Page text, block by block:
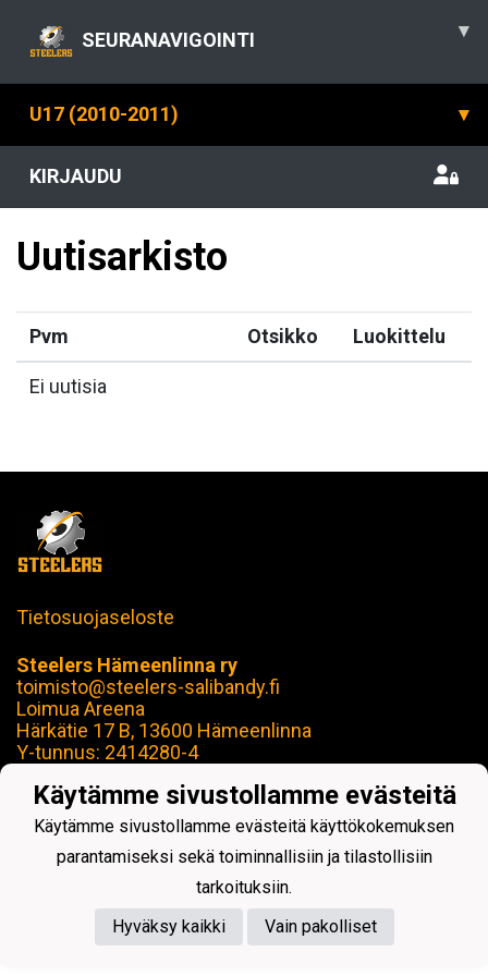
SEURANAVIGOINTI ▾
U17 (2010-2011) ▾
KIRJAUDU
Uutisarkisto
Pvm Otsikko Luokittelu
Ei uutisia
Tietosuojaseloste
Steelers Hämeenlinna ry
toimisto@steelers-salibandy.fi
Loimua Areena
Härkätie 17 B, 13600 Hämeenlinna
Y-tunnus: 2414280-4
Käytämme sivustollamme evästeitä
Käytämme sivustollamme evästeitä käyttökokemuksen
parantamiseksi sekä toiminnallisiin ja tilastollisiin
tarkoituksiin.
Hyväksy kaikki
Vain pakolliset